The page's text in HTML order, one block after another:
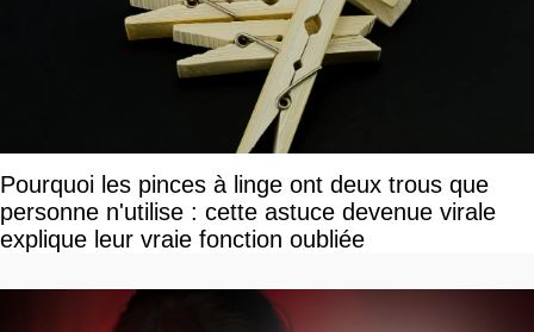
Pourquoi les pinces à linge ont deux trous que
personne n'utilise : cette astuce devenue virale
explique leur vraie fonction oubliée